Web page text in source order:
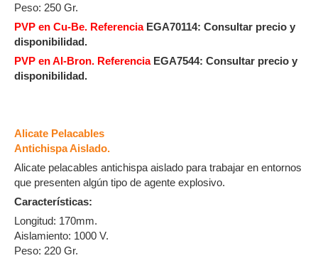
Peso: 250 Gr.
PVP en Cu-Be. ReferenciaEGA70114: Consultar precio y
disponibilidad.
PVP en Al-Bron. ReferenciaEGA7544: Consultar precio y
disponibilidad.
Alicate Pelacables
Antichispa Aislado.
Alicate pelacables antichispa aislado para trabajar en entornos
que presenten algún tipo de agente explosivo.
Características:
Longitud: 170mm.
Aislamiento: 1000 V.
Peso: 220 Gr.